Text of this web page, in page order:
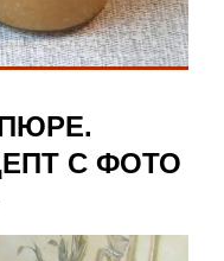
С ФОТО